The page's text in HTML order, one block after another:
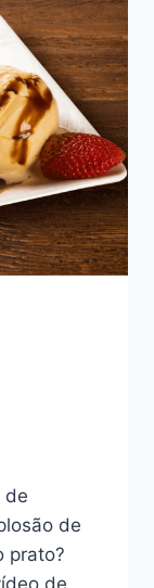
de
de
prato?